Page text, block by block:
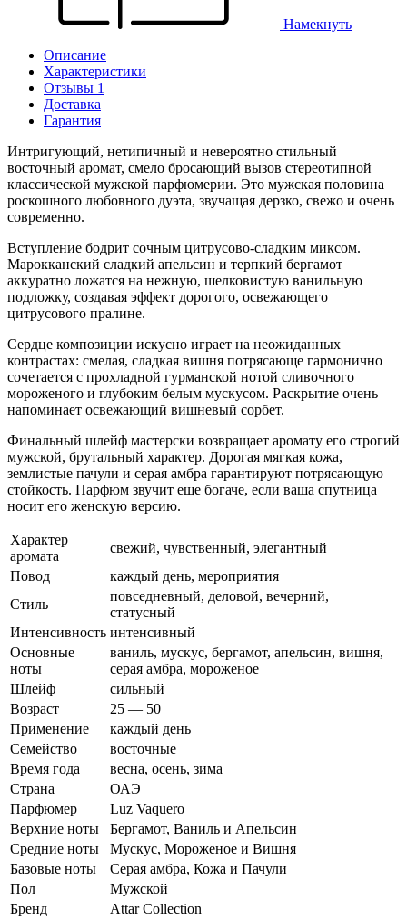
Намекнуть
Описание
Характеристики
Отзывы 1
Доставка
Гарантия
Интригующий, нетипичный и невероятно стильный
восточный аромат, смело бросающий вызов стереотипной
классической мужской парфюмерии. Это мужская половина
роскошного любовного дуэта, звучащая дерзко, свежо и очень
современно.
Вступление бодрит сочным цитрусово-сладким миксом.
Марокканский сладкий апельсин и терпкий бергамот
аккуратно ложатся на нежную, шелковистую ванильную
подложку, создавая эффект дорогого, освежающего
цитрусового пралине.
Сердце композиции искусно играет на неожиданных
контрастах: смелая, сладкая вишня потрясающе гармонично
сочетается с прохладной гурманской нотой сливочного
мороженого и глубоким белым мускусом. Раскрытие очень
напоминает освежающий вишневый сорбет.
Финальный шлейф мастерски возвращает аромату его строгий
мужской, брутальный характер. Дорогая мягкая кожа,
землистые пачули и серая амбра гарантируют потрясающую
стойкость. Парфюм звучит еще богаче, если ваша спутница
носит его женскую версию.
Характер
аромата
свежий, чувственный, элегантный
Повод
каждый день, мероприятия
Стиль
повседневный, деловой, вечерний,
статусный
Интенсивность интенсивный
Основные
ноты
ваниль, мускус, бергамот, апельсин, вишня,
серая амбра, мороженое
Шлейф
сильный
Возраст
25 — 50
Применение
каждый день
Семейство
восточные
Время года
весна, осень, зима
Страна
ОАЭ
Парфюмер
Luz Vaquero
Верхние ноты
Бергамот, Ваниль и Апельсин
Средние ноты
Мускус, Мороженое и Вишня
Базовые ноты
Серая амбра, Кожа и Пачули
Пол
Мужской
Бренд
Attar Collection